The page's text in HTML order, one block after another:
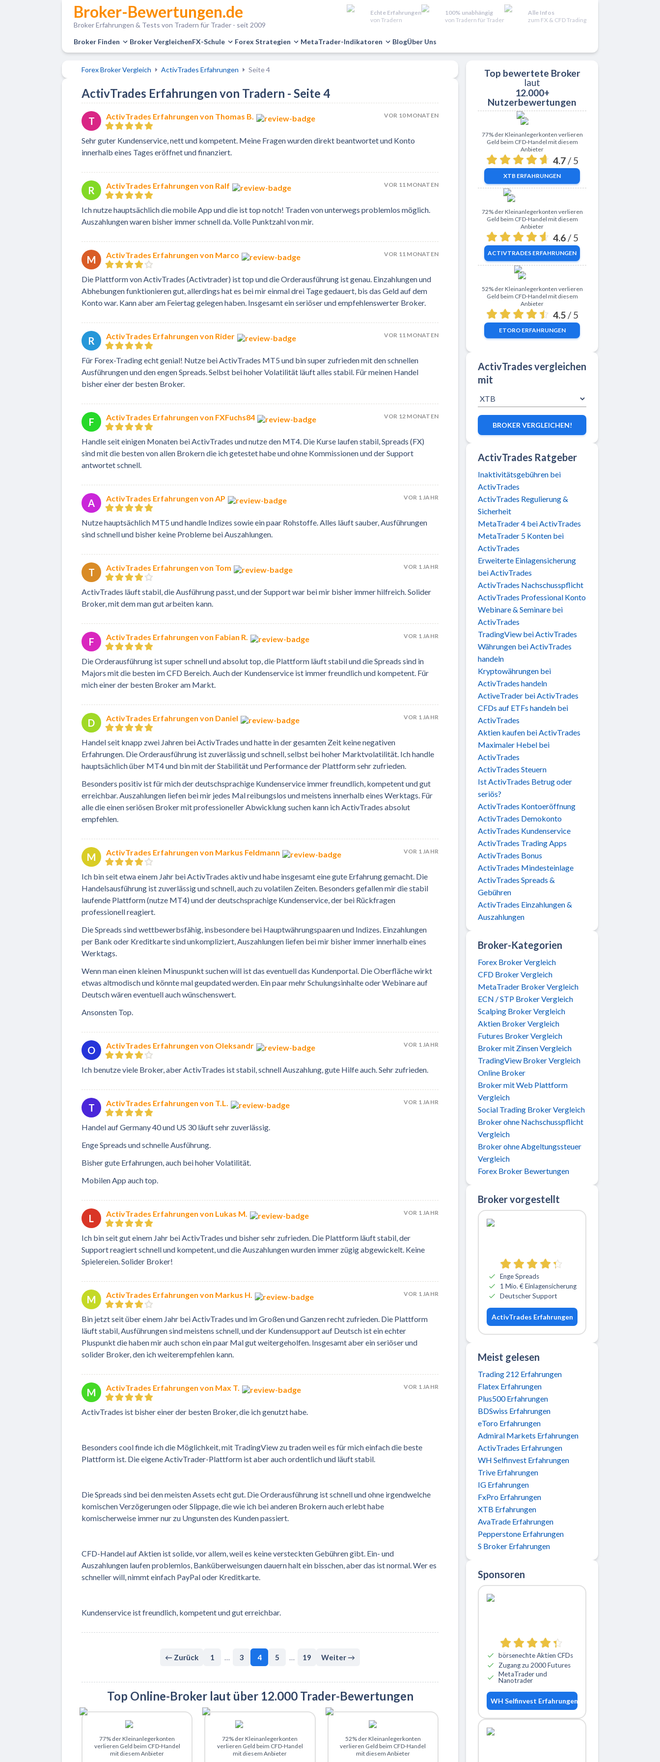
Broker-Bewertungen.de
Broker Erfahrungen & Tests von Tradern für Trader - seit 2009
Echte Erfahrungen
von Tradern
100% unabhängig
von Tradern für Trader
Alle Infos
zum FX & CFD Trading
Broker Finden Broker VergleichenFX-Schule Forex Strategien MetaTrader-Indikatoren BlogÜber Uns
Forex Broker Vergleich ActivTrades Erfahrungen Seite 4
ActivTrades Erfahrungen von Tradern - Seite 4
T ActivTrades Erfahrungen von Thomas B. VOR 10 MONATEN
Sehr guter Kundenservice, nett und kompetent. Meine Fragen wurden direkt beantwortet und Konto
innerhalb eines Tages eröffnet und finanziert.
R ActivTrades Erfahrungen von Ralf VOR 11 MONATEN
Ich nutze hauptsächlich die mobile App und die ist top notch! Traden von unterwegs problemlos möglich.
Auszahlungen waren bisher immer schnell da. Volle Punktzahl von mir.
M ActivTrades Erfahrungen von Marco VOR 11 MONATEN
Die Plattform von ActivTrades (Activtrader) ist top und die Orderausführung ist genau. Einzahlungen und
Abhebungen funktionieren gut, allerdings hat es bei mir einmal drei Tage gedauert, bis das Geld auf dem
Konto war. Kann aber am Feiertag gelegen haben. Insgesamt ein seriöser und empfehlenswerter Broker.
R ActivTrades Erfahrungen von Rider VOR 11 MONATEN
Für Forex-Trading echt genial! Nutze bei ActivTrades MT5 und bin super zufrieden mit den schnellen
Ausführungen und den engen Spreads. Selbst bei hoher Volatilität läuft alles stabil. Für meinen Handel
bisher einer der besten Broker.
F ActivTrades Erfahrungen von FXFuchs84 VOR 12 MONATEN
Handle seit einigen Monaten bei ActivTrades und nutze den MT4. Die Kurse laufen stabil, Spreads (FX)
sind mit die besten von allen Brokern die ich getestet habe und ohne Kommissionen und der Support
antwortet schnell.
A ActivTrades Erfahrungen von AP VOR 1 JAHR
Nutze hauptsächlich MT5 und handle Indizes sowie ein paar Rohstoffe. Alles läuft sauber, Ausführungen
sind schnell und bisher keine Probleme bei Auszahlungen.
T ActivTrades Erfahrungen von Tom VOR 1 JAHR
ActivTrades läuft stabil, die Ausführung passt, und der Support war bei mir bisher immer hilfreich. Solider
Broker, mit dem man gut arbeiten kann.
F ActivTrades Erfahrungen von Fabian R. VOR 1 JAHR
Die Orderausführung ist super schnell und absolut top, die Plattform läuft stabil und die Spreads sind in
Majors mit die besten im CFD Bereich. Auch der Kundenservice ist immer freundlich und kompetent. Für
mich einer der besten Broker am Markt.
D ActivTrades Erfahrungen von Daniel VOR 1 JAHR
Handel seit knapp zwei Jahren bei ActivTrades und hatte in der gesamten Zeit keine negativen
Erfahrungen. Die Orderausführung ist zuverlässig und schnell, selbst bei hoher Marktvolatilität. Ich handle
hauptsächlich über MT4 und bin mit der Stabilität und Performance der Plattform sehr zufrieden.
Besonders positiv ist für mich der deutschsprachige Kundenservice immer freundlich, kompetent und gut
erreichbar. Auszahlungen liefen bei mir jedes Mal reibungslos und meistens innerhalb eines Werktags. Für
alle die einen seriösen Broker mit professioneller Abwicklung suchen kann ich ActivTrades absolut
empfehlen.
M ActivTrades Erfahrungen von Markus Feldmann VOR 1 JAHR
Ich bin seit etwa einem Jahr bei ActivTrades aktiv und habe insgesamt eine gute Erfahrung gemacht. Die
Handelsausführung ist zuverlässig und schnell, auch zu volatilen Zeiten. Besonders gefallen mir die stabil
laufende Plattform (nutze MT4) und der deutschsprachige Kundenservice, der bei Rückfragen
professionell reagiert.
Die Spreads sind wettbewerbsfähig, insbesondere bei Hauptwährungspaaren und Indizes. Einzahlungen
per Bank oder Kreditkarte sind unkompliziert, Auszahlungen liefen bei mir bisher immer innerhalb eines
Werktags.
Wenn man einen kleinen Minuspunkt suchen will ist das eventuell das Kundenportal. Die Oberfläche wirkt
etwas altmodisch und könnte mal geupdated werden. Ein paar mehr Schulungsinhalte oder Webinare auf
Deutsch wären eventuell auch wünschenswert.
Ansonsten Top.
O ActivTrades Erfahrungen von Oleksandr VOR 1 JAHR
Ich benutze viele Broker, aber ActivTrades ist stabil, schnell Auszahlung, gute Hilfe auch. Sehr zufrieden.
T ActivTrades Erfahrungen von T.L. VOR 1 JAHR
Handel auf Germany 40 und US 30 läuft sehr zuverlässig.
Enge Spreads und schnelle Ausführung.
Bisher gute Erfahrungen, auch bei hoher Volatilität.
Mobilen App auch top.
L ActivTrades Erfahrungen von Lukas M. VOR 1 JAHR
Ich bin seit gut einem Jahr bei ActivTrades und bisher sehr zufrieden. Die Plattform läuft stabil, der
Support reagiert schnell und kompetent, und die Auszahlungen wurden immer zügig abgewickelt. Keine
Spielereien. Solider Broker!
M ActivTrades Erfahrungen von Markus H. VOR 1 JAHR
Bin jetzt seit über einem Jahr bei ActivTrades und im Großen und Ganzen recht zufrieden. Die Plattform
läuft stabil, Ausführungen sind meistens schnell, und der Kundensupport auf Deutsch ist ein echter
Pluspunkt die haben mir auch schon ein paar Mal gut weitergeholfen. Insgesamt aber ein seriöser und
solider Broker, den ich weiterempfehlen kann.
M ActivTrades Erfahrungen von Max T. VOR 1 JAHR
ActivTrades ist bisher einer der besten Broker, die ich genutzt habe.
Besonders cool finde ich die Möglichkeit, mit TradingView zu traden weil es für mich einfach die beste
Plattform ist. Die eigene ActivTrader-Plattform ist aber auch ordentlich und läuft stabil.
Die Spreads sind bei den meisten Assets echt gut. Die Orderausführung ist schnell und ohne irgendwelche
komischen Verzögerungen oder Slippage, die wie ich bei anderen Brokern auch erlebt habe
komischerweise immer nur zu Ungunsten des Kunden passiert.
CFD-Handel auf Aktien ist solide, vor allem, weil es keine versteckten Gebühren gibt. Ein- und
Auszahlungen laufen problemlos, Banküberweisungen dauern halt ein bisschen, aber das ist normal. Wer es
schneller will, nimmt einfach PayPal oder Kreditkarte.
Kundenservice ist freundlich, kompetent und gut erreichbar.
← Zurück 1 … 3 4 5 … 19 Weiter →
Top Online-Broker laut über 12.000 Trader-Bewertungen
Zu XTB
77% der Kleinanlegerkonten
verlieren Geld beim CFD-Handel
mit diesem Anbieter
Zu ActivTrades
72% der Kleinanlegerkonten
verlieren Geld beim CFD-Handel
mit diesem Anbieter
Zu eToro
52% der Kleinanlegerkonten
verlieren Geld beim CFD-Handel
mit diesem Anbieter
Top bewertete Broker
laut
12.000+
Nutzerbewertungen
Zu XTB
77% der Kleinanlegerkonten verlieren
Geld beim CFD-Handel mit diesem
Anbieter
4.7 / 5
XTB ERFAHRUNGEN
Zu ActivTrades
72% der Kleinanlegerkonten verlieren
Geld beim CFD-Handel mit diesem
Anbieter
4.6 / 5
ACTIVTRADES ERFAHRUNGEN
Zu eToro
52% der Kleinanlegerkonten verlieren
Geld beim CFD-Handel mit diesem
Anbieter
4.5 / 5
ETOROERFAHRUNGEN
ActivTrades vergleichen
mit
BROKER VERGLEICHEN!
ActivTrades Ratgeber
Inaktivitätsgebühren bei
ActivTrades
ActivTrades Regulierung &
Sicherheit
MetaTrader 4 bei ActivTrades
MetaTrader 5 Konten bei
ActivTrades
Erweiterte Einlagensicherung
bei ActivTrades
ActivTrades Nachschusspflicht
ActivTrades Professional Konto
Webinare & Seminare bei
ActivTrades
TradingView bei ActivTrades
Währungen bei ActivTrades
handeln
Kryptowährungen bei
ActivTrades handeln
ActiveTrader bei ActivTrades
CFDs auf ETFs handeln bei
ActivTrades
Aktien kaufen bei ActivTrades
Maximaler Hebel bei
ActivTrades
ActivTrades Steuern
Ist ActivTrades Betrug oder
seriös?
ActivTrades Kontoeröffnung
ActivTrades Demokonto
ActivTrades Kundenservice
ActivTrades Trading Apps
ActivTrades Bonus
ActivTrades Mindesteinlage
ActivTrades Spreads &
Gebühren
ActivTrades Einzahlungen &
Auszahlungen
Broker-Kategorien
Forex Broker Vergleich
CFD Broker Vergleich
MetaTrader Broker Vergleich
ECN / STP Broker Vergleich
Scalping Broker Vergleich
Aktien Broker Vergleich
Futures Broker Vergleich
Broker mit Zinsen Vergleich
TradingView Broker Vergleich
Online Broker
Broker mit Web Plattform
Vergleich
Social Trading Broker Vergleich
Broker ohne Nachschusspflicht
Vergleich
Broker ohne Abgeltungssteuer
Vergleich
Forex Broker Bewertungen
Broker vorgestellt
Enge Spreads
1 Mio. € Einlagensicherung
Deutscher Support
ActivTrades Erfahrungen
Meist gelesen
Trading 212 Erfahrungen
Flatex Erfahrungen
Plus500 Erfahrungen
BDSwiss Erfahrungen
eToro Erfahrungen
Admiral Markets Erfahrungen
ActivTrades Erfahrungen
WH Selfinvest Erfahrungen
Trive Erfahrungen
IG Erfahrungen
FxPro Erfahrungen
XTB Erfahrungen
AvaTrade Erfahrungen
Pepperstone Erfahrungen
S Broker Erfahrungen
Sponsoren
börsenechte Aktien CFDs
Zugang zu 2000 Futures
MetaTrader und
Nanotrader
WH Selfinvest Erfahrungen